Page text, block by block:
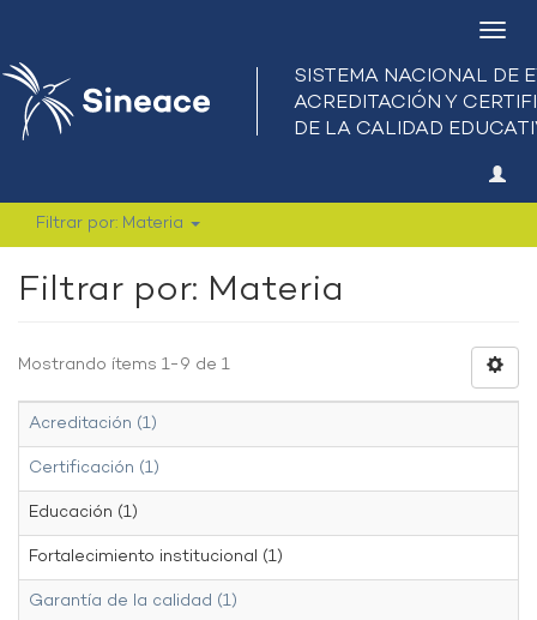
Filtrar por: Materia
Filtrar por: Materia
Mostrando ítems 1-9 de 1
Acreditación (1)
Certificación (1)
Educación (1)
Fortalecimiento institucional (1)
Garantía de la calidad (1)